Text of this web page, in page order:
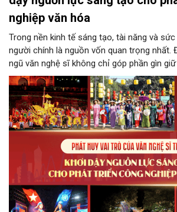
nghiệp văn hóa
Trong nền kinh tế sáng tạo, tài năng và
người chính là nguồn vốn quan trọng nhất.
ngũ văn nghệ sĩ không chỉ góp phần gìn
mà còn giữ vai trò trung tâm trong quá
phẩm công nghiệp văn hóa có giá trị. Khơi
điều kiện để nguồn lực sáng tạo ấy phát
để Hà Nội khai thác hiệu quả tiềm năng
lực cạnh tranh và khẳng định vị thế của
trong kỷ nguyên mới.